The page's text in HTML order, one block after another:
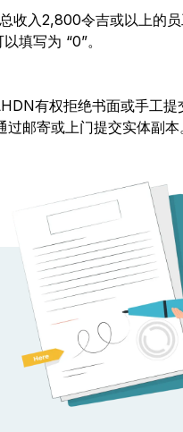
收入2,800令吉或以上的
填写为 “0”。
有权拒绝书面或手工提
邮寄或上门提交实体副本